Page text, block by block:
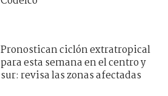
Pronostican ciclón extratropical
para esta semana en el centro y
sur: revisa las zonas afectadas